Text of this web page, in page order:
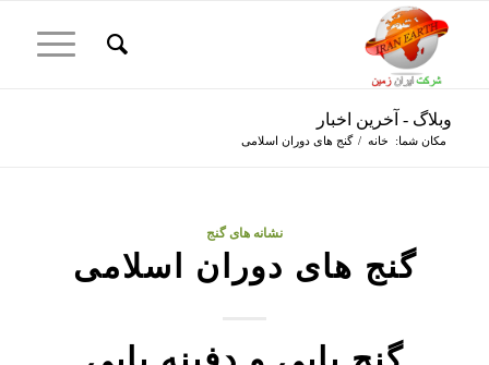
وبلاگ - آخرین اخبار
مکان شما: خانه / گنج های دوران اسلامی
نشانه های گنج
گنج های دوران اسلامی